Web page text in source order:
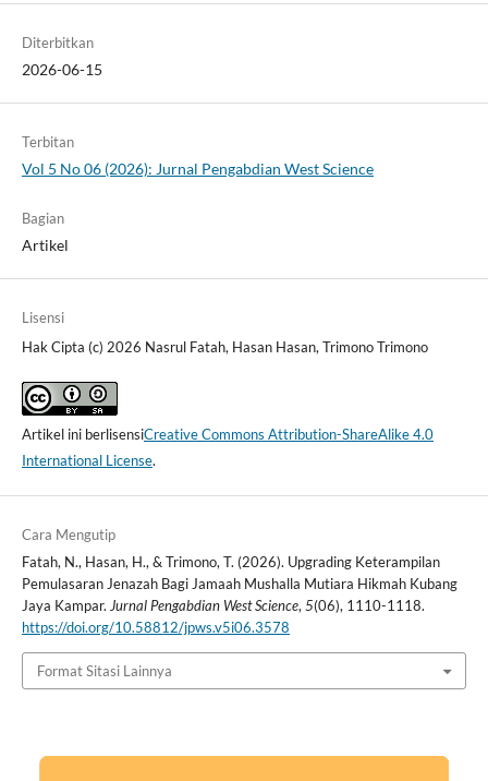
Diterbitkan
2026-06-15
Terbitan
Vol 5 No 06 (2026): Jurnal Pengabdian West Science
Bagian
Artikel
Lisensi
Hak Cipta (c) 2026 Nasrul Fatah, Hasan Hasan, Trimono Trimono
Artikel ini berlisensiCreative Commons Attribution-ShareAlike 4.0
International License.
Cara Mengutip
Fatah, N., Hasan, H., & Trimono, T. (2026). Upgrading Keterampilan
Pemulasaran Jenazah Bagi Jamaah Mushalla Mutiara Hikmah Kubang
Jaya Kampar. Jurnal Pengabdian West Science, 5(06), 1110-1118.
https://doi.org/10.58812/jpws.v5i06.3578
Format Sitasi Lainnya